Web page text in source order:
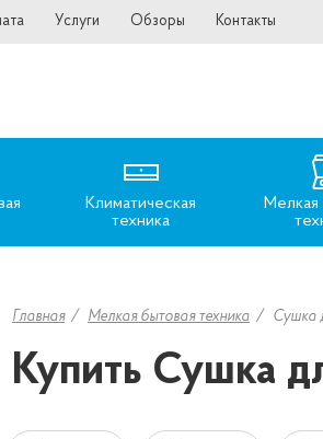
Услуги Обзоры Контакты
Климатическая
техника
Мелкая
Главная Мелкая бытовая техника Сушка
Купить Сушка